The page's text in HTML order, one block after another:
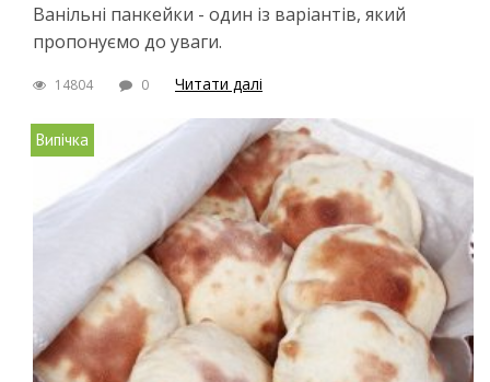
Ванільні панкейки - один із варіантів, який
пропонуємо до уваги.
14804 0 Читати далі
Випічка